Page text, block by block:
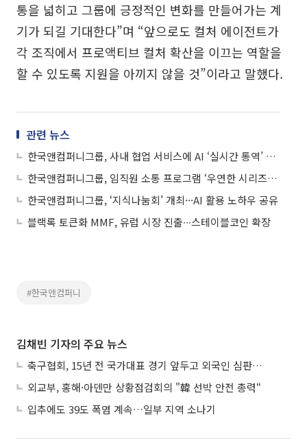
통을 넓히고 그룹에 긍정적인 변화를 만들어가는 계
기가 되길 기대한다”며 “앞으로도 컬처 에이전트가
각 조직에서 프로액티브 컬처 확산을 이끄는 역할을
할 수 있도록 지원을 아끼지 않을 것”이라고 말했다.
관련 뉴스
한국앤컴퍼니그룹, 사내 협업 서비스에 AI ‘실시간 통역’ 도입
한국앤컴퍼니그룹, 임직원 소통 프로그램 ‘우연한 시리즈’ 운영
한국앤컴퍼니그룹, ‘지식나눔회’ 개최···AI 활용 노하우 공유
블랙록 토큰화 MMF, 유럽 시장 진출∙∙∙스테이블코인 확장
#한국앤컴퍼니
김채빈 기자의 주요 뉴스
축구협회, 15년 전 국가대표 경기 앞두고 외국인 심판에 ‘성접대’
외교부, 홍해·아덴만 상황점검회의 "韓 선박 안전 총력“
입추에도 39도 폭염 계속…일부 지역 소나기